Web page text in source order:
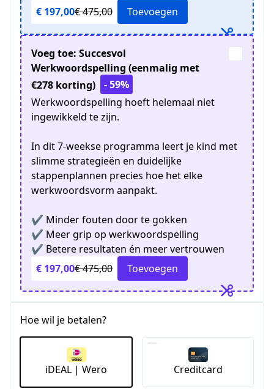
€ 197,00€ 475,00 Toevoegen
Voeg toe: Succesvol
Werkwoordspelling (eenmalig met
€278 korting)
- 59%
Werkwoordspelling hoeft helemaal niet
ingewikkeld te zijn.
In dit 7-weekse programma leert je kind met
slimme strategieën en duidelijke
stappenplannen precies hoe het elke
werkwoordsvorm aanpakt.
✔ Minder fouten door te gokken
✔ Meer grip op werkwoordspelling
✔ Betere resultaten én meer vertrouwen
€ 197,00€ 475,00 Toevoegen
Hoe wil je betalen?
iDEAL | Wero Creditcard